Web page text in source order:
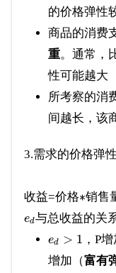
的价格弹性
商品的消费
重。通常，
性可能越大
所考察的消
间越长，该
3.需求的价格弹
收益=价格∗销售
ed与总收益的关
ed > 1 ，P
增加（富有